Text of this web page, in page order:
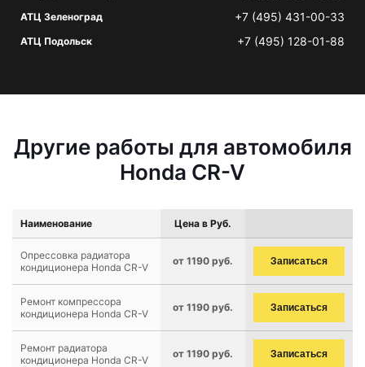
АТЦ Зеленоград +7 (495) 431-00-33
АТЦ Подольск +7 (495) 128-01-88
Другие работы для автомобиля
Honda CR-V
Наименование Цена в Руб.
Опрессовка радиатора
кондиционера Honda CR-V
от 1190 руб. Записаться
Ремонт компрессора
кондиционера Honda CR-V
от 1190 руб. Записаться
Ремонт радиатора
кондиционера Honda CR-V
от 1190 руб. Записаться